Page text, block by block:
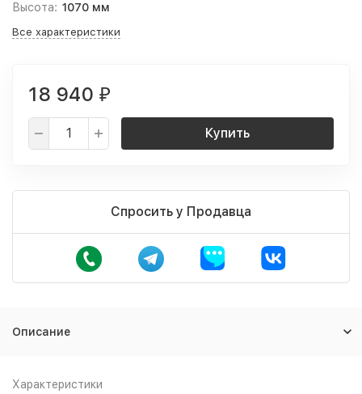
Высота: 1070 мм
Все характеристики
18 940 ₽
Купить
Спросить у Продавца
Описание
Характеристики